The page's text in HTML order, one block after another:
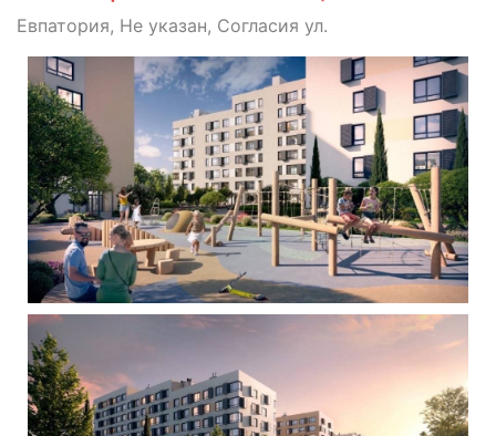
Евпатория, Не указан, Согласия ул.